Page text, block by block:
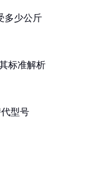
多少公斤
标准解析
代型号